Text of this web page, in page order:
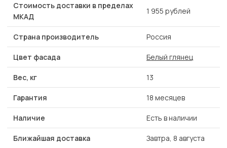
Стоимость доставки в пределах
МКАД
1 955 рублей
Страна производитель Россия
Цвет фасада Белый глянец
Вес, кг 13
Гарантия 18 месяцев
Наличие Есть в наличии
Ближайшая доставка Завтра, 8 августа